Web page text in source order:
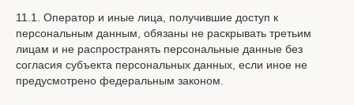
11.1. Оператор и иные лица, получившие доступ к
персональным данным, обязаны не раскрывать третьим
лицам и не распространять персональные данные без
согласия субъекта персональных данных, если иное не
предусмотрено федеральным законом.
Как вы хотите получать рассылку?